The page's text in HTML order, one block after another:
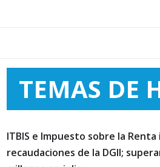
TEMAS DE
ITBIS e Impuesto sobre la Renta
recaudaciones de la DGII;